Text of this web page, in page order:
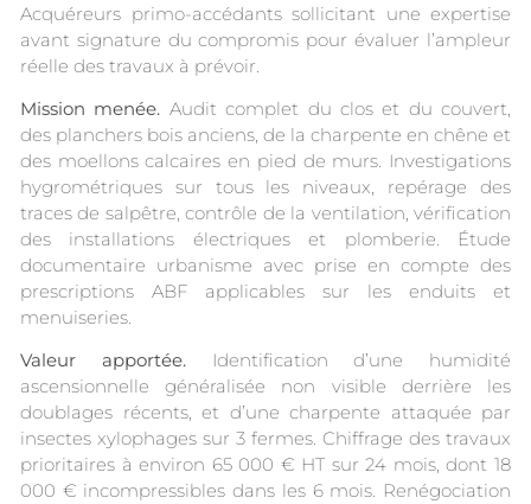
Acquéreurs primo-accédants sollicitant une expertise
avant signature du compromis pour évaluer l’ampleur
réelle des travaux à prévoir.
Mission menée. Audit complet du clos et du couvert,
des planchers bois anciens, de la charpente en chêne et
des moellons calcaires en pied de murs. Investigations
hygrométriques sur tous les niveaux, repérage des
traces de salpêtre, contrôle de la ventilation, vérification
des installations électriques et plomberie. Étude
documentaire urbanisme avec prise en compte des
prescriptions ABF applicables sur les enduits et
menuiseries.
Valeur apportée.Identification d’une humidité
ascensionnelle généralisée non visible derrière les
doublages récents, et d’une charpente attaquée par
insectes xylophages sur 3 fermes. Chiffrage des travaux
prioritaires à environ 65 000 € HT sur 24 mois, dont 18
000 € incompressibles dans les 6 mois. Renégociation